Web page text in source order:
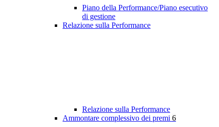
Piano della Performance/Piano esecutivo
di gestione
Relazione sulla Performance
Relazione sulla Performance
Ammontare complessivo dei premi 6